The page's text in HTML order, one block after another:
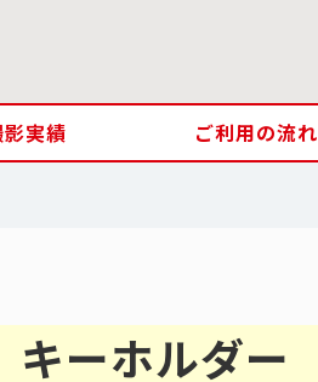
実績 ご利用の流れ
ーホルダー